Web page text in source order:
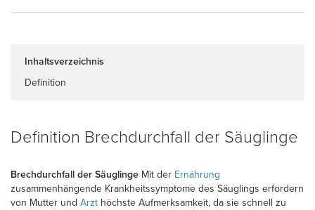
Inhaltsverzeichnis
Definition
Definition Brechdurchfall der Säuglinge
Brechdurchfall der Säuglinge Mit der Ernährung
zusammenhängende Krankheitssymptome des Säuglings erfordern
von Mutter und Arzt höchste Aufmerksamkeit, da sie schnell zu